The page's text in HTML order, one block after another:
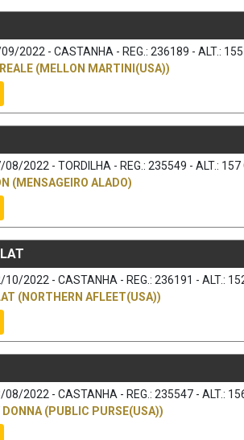
2022 - CASTANHA - REG.: 236189 - ALT.:
(MELLON MARTINI(USA))
08/2022 - TORDILHA - REG.: 235549 - ALT.: 157
(MENSAGEIRO ALADO)
10/2022 - CASTANHA - REG.: 236191 - ALT.:
(NORTHERN AFLEET(USA))
08/2022 - CASTANHA - REG.: 235547 - ALT.:
DONNA (PUBLIC PURSE(USA))